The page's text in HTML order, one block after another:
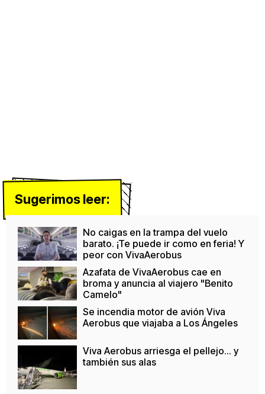
Sugerimos leer:
No caigas en la trampa del vuelo
barato. ¡Te puede ir como en feria! Y
peor con VivaAerobus
Azafata de VivaAerobus cae en
broma y anuncia al viajero "Benito
Camelo"
Se incendia motor de avión Viva
Aerobus que viajaba a Los Ángeles
Viva Aerobus arriesga el pellejo... y
también sus alas